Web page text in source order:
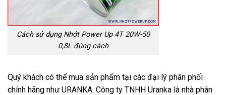
Cách sử dụng Nhớt Power Up 4T 20W-50
0,8L đúng cách
Quý khách có thể mua sản phẩm tại các đại lý phân phối
chính hãng như URANKA. Công ty TNHH Uranka là nhà phân